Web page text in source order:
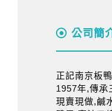
公司簡
正記南京板
1957年,傳承
現賣現做,鹹